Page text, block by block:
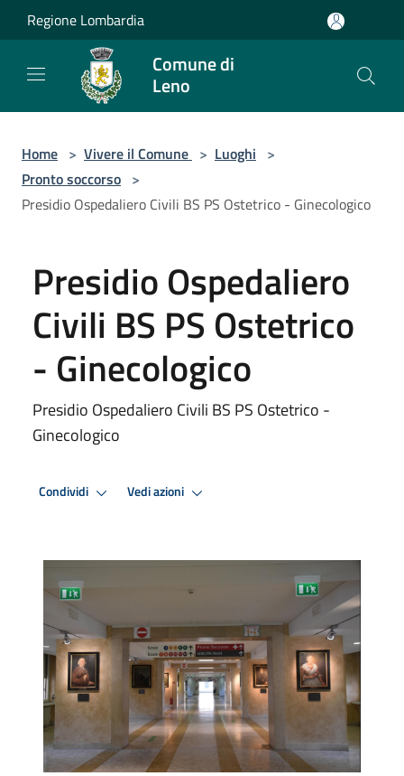
Salta al contenuto principale
Regione Lombardia
Comune di
Leno
Home > Vivere il Comune > Luoghi >
Pronto soccorso >
Presidio Ospedaliero Civili BS PS Ostetrico - Ginecologico
Presidio Ospedaliero
Civili BS PS Ostetrico
- Ginecologico
Presidio Ospedaliero Civili BS PS Ostetrico -
Ginecologico
Condividi Vedi azioni